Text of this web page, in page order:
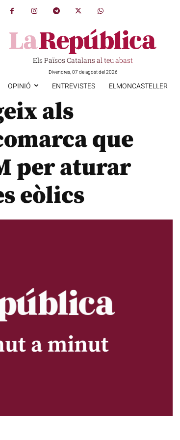
Els Països Catalans al teu abast
Divendres, 07 de agost del 2026
OPINIÓ ENTREVISTES ELMONCASTELLER
als
que
per aturar
eòlics